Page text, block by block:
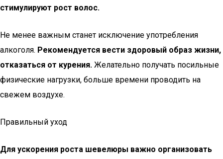
стимулируют рост волос.
Не менее важным станет исключение употребления
алкоголя. Рекомендуется вести здоровый образ жизни,
отказаться от курения. Желательно получать посильные
физические нагрузки, больше времени проводить на
свежем воздухе.
Правильный уход
Для ускорения роста шевелюры важно организовать